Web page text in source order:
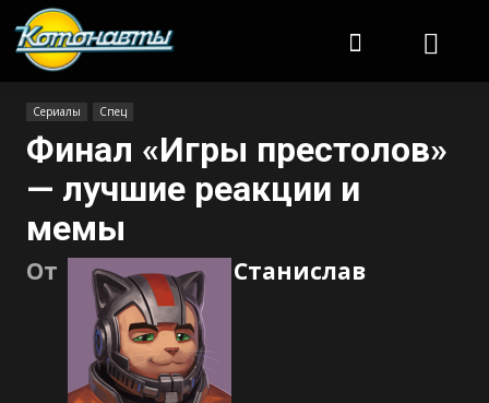
Сериалы Спец
Финал «Игры престолов»
— лучшие реакции и
мемы
От Станислав